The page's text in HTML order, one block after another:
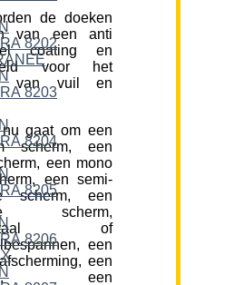
de doeken
van een anti
coating en
voor het
van vuil en
nu gaat om een
scherm, een
een mono
een semi-
scherm, een
scherm,
of
een
een
een